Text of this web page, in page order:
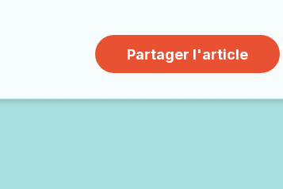
Partager l'article